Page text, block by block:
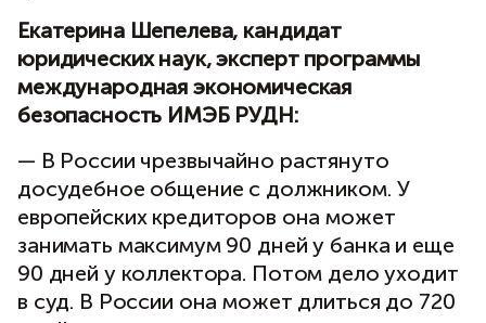
Екатерина Шепелева, кандидат
юридических наук, эксперт программы
международная экономическая
безопасность ИМЭБ РУДН:
— В России чрезвычайно растянуто
досудебное общение с должником. У
европейских кредиторов она может
занимать максимум 90 дней у банка и еще
90 дней у коллектора. Потом дело уходит
в суд. В России она может длиться до 720